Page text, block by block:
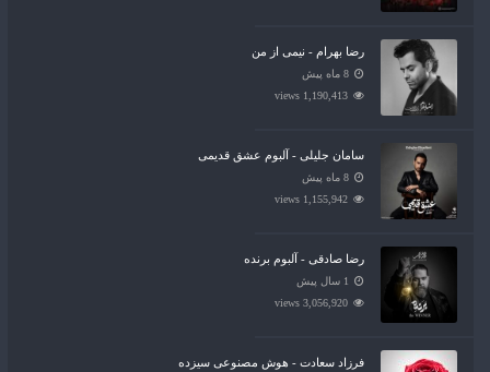
رضا بهرام - نیمی از من
8 ماه پیش
1,190,413 views
سامان جلیلی - آلبوم عشق قدیمی
8 ماه پیش
1,155,942 views
رضا صادقی - آلبوم برنده
1 سال پیش
3,056,920 views
فرزاد سعادت - هوش مصنوعی سیزده